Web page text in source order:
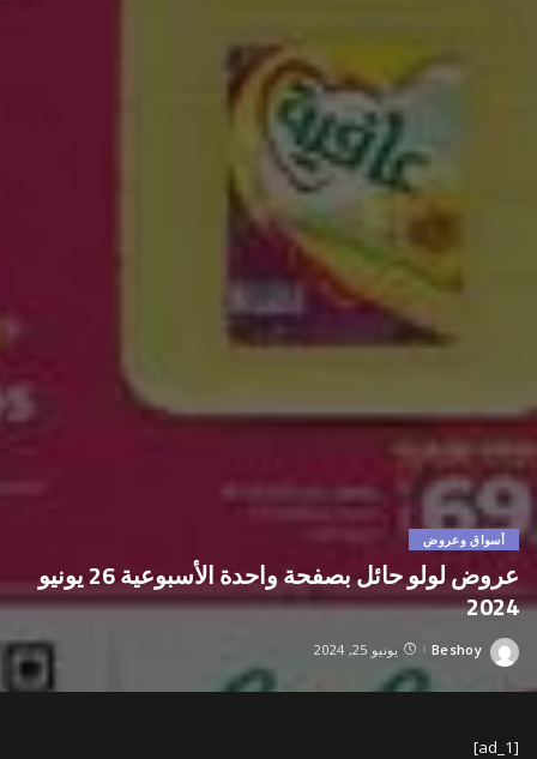
أسواق وعروض
عروض لولو حائل بصفحة واحدة الأسبوعية 26 يونيو
2024
Posted
Beshoy يونيو 25, 2024
[ad_1]